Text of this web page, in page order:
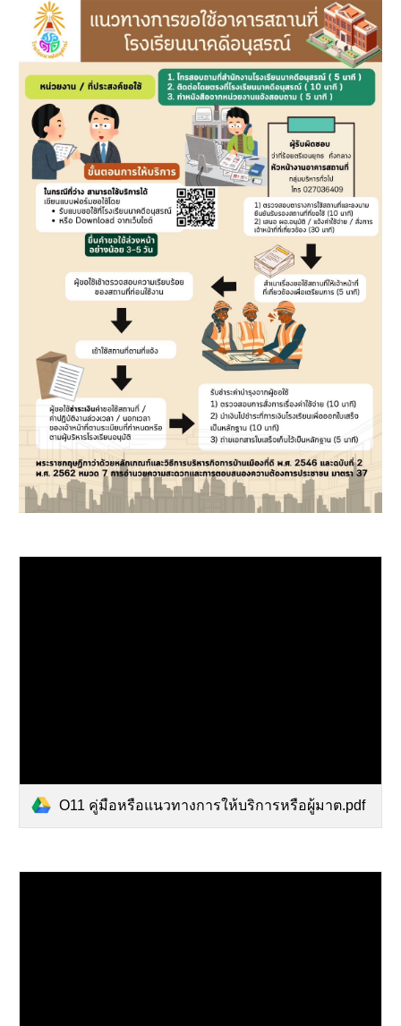
O11 คู่มือหรือแนวทางการให้บริการหรือผู้มาต.pdf